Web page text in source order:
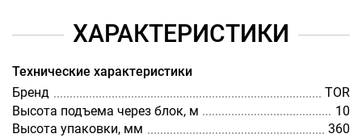
ХАРАКТЕРИСТИКИ
Технические характеристики
Бренд
TOR
Высота подъема через блок, м
10
Высота упаковки, мм
360